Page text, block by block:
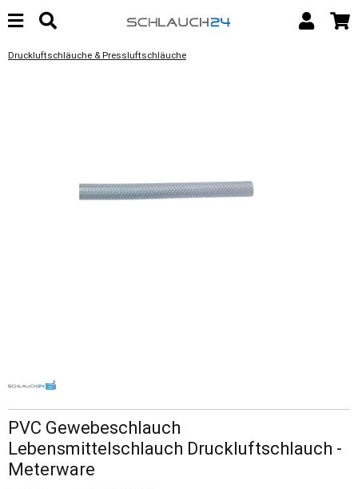
Druckluftschläuche & Pressluftschläuche
PVC Gewebeschlauch
Lebensmittelschlauch Druckluftschlauch -
Meterware